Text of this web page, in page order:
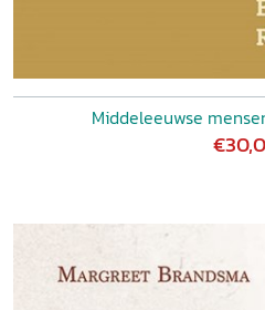
Middeleeuwse